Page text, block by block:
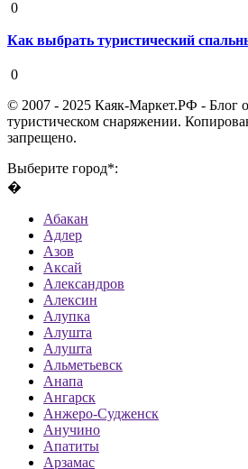
0
Как выбрать туристический
0
© 2007 - 2025 Каяк-Маркет.РФ - Блог о
туристическом снаряжении.
запрещено.
Выберите город*:
�
Абакан
Адлер
Азов
Аксай
Александров
Алексин
Алупка
Алушта
Алушта
Альметьевск
Анапа
Ангарск
Анжеро-Судженск
Анучино
Апатиты
Арзамас